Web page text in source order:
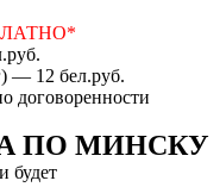
— 12 бел.руб.
договоренности
ПО МИНСКУ
и будет